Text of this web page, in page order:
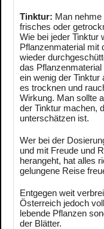
Tinktur: Man nehme
frisches oder
Wie bei jeder Tinktur
Pflanzenmaterial mit
wieder
das
ein wenig der
es trocknen und
Wirkung. Man sollte
der Tinktur machen,
unterschätzen ist.
Wer bei der
und mit Freude und
herangeht, hat alles
gelungene Reise
Entgegen weit
Österreich jedoch
lebende Pflanzen
der Blätter.